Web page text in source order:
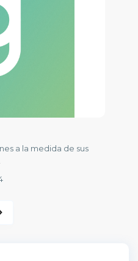
a la medida de sus